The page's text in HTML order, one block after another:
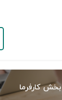
بخش کارفرما